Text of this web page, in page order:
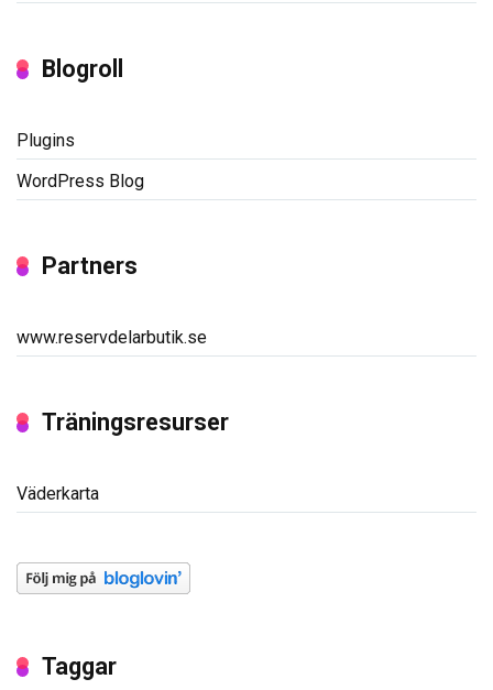
Blogroll
Plugins
WordPress Blog
Partners
www.reservdelarbutik.se
Träningsresurser
Väderkarta
Taggar